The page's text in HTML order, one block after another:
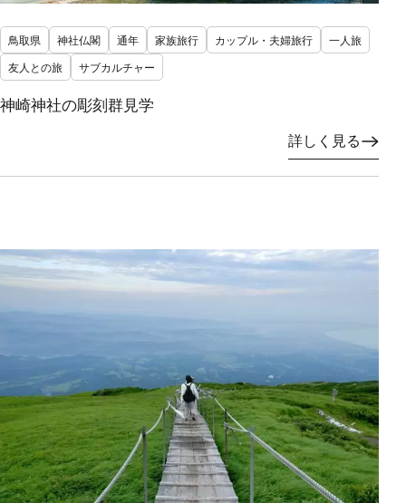
鳥取県 神社仏閣 通年 家族旅行 カップル・夫婦旅行
一人旅
友人との旅
サブカルチャー
神崎神社の彫刻群見学
詳しく見る